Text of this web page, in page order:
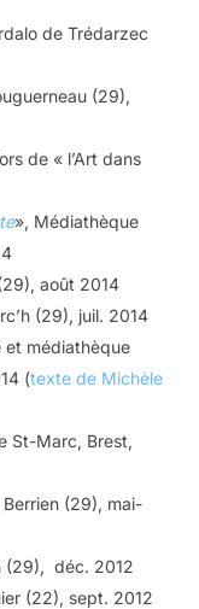
de Trédarzec
(29),
de « l’Art dans
», Médiathèque
août 2014
(29), juil. 2014
médiathèque
(texte de Michèle
St-Marc, Brest,
Berrien (29), mai-
(29), déc. 2012
(22), sept. 2012